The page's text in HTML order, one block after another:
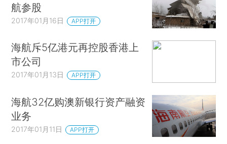
航参股
2017年01月16日 APP打开
海航斥5亿港元再控股香港上
市公司
2017年01月13日 APP打开
海航32亿购澳新银行资产融资
业务
2017年01月11日 APP打开